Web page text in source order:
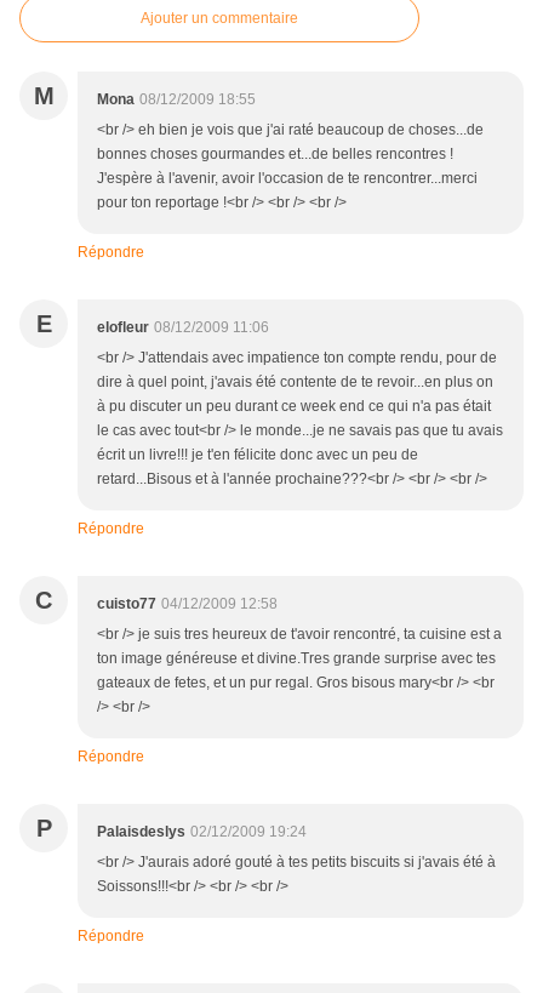
Ajouter un commentaire
M Mona 08/12/2009 18:55
<br /> eh bien je vois que j'ai raté beaucoup de choses...de
bonnes choses gourmandes et...de belles rencontres !
J'espère à l'avenir, avoir l'occasion de te rencontrer...merci
pour ton reportage !<br /> <br /> <br />
Répondre
E elofleur 08/12/2009 11:06
<br /> J'attendais avec impatience ton compte rendu, pour de
dire à quel point, j'avais été contente de te revoir...en plus on
à pu discuter un peu durant ce week end ce qui n'a pas était
le cas avec tout<br /> le monde...je ne savais pas que tu avais
écrit un livre!!! je t'en félicite donc avec un peu de
retard...Bisous et à l'année prochaine???<br /> <br /> <br />
Répondre
C cuisto77 04/12/2009 12:58
<br /> je suis tres heureux de t'avoir rencontré, ta cuisine est a
ton image généreuse et divine.Tres grande surprise avec tes
gateaux de fetes, et un pur regal. Gros bisous mary<br /> <br
/> <br />
Répondre
P Palaisdeslys 02/12/2009 19:24
<br /> J'aurais adoré gouté à tes petits biscuits si j'avais été à
Soissons!!!<br /> <br /> <br />
Répondre